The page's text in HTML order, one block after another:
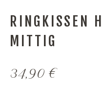
RINGKISSEN
MITTIG
34,90 €